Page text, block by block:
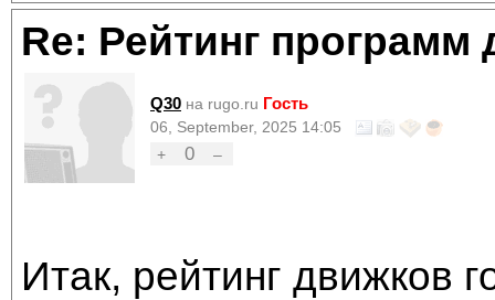
Re: Рейтинг программ
Q30 на rugo.ru Гость
06, September, 2025 14:05
+
0 –
Итак, рейтинг движков